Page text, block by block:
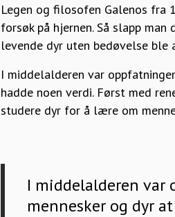
Legen og filosofen Galenos fra
forsøk på hjernen. Så slapp
levende dyr uten bedøvelse
I middelalderen var
hadde noen verdi. Først med
studere dyr for å lære om
I middelalderen var
mennesker og dyr